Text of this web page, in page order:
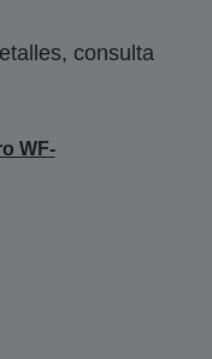
consulta
WF-